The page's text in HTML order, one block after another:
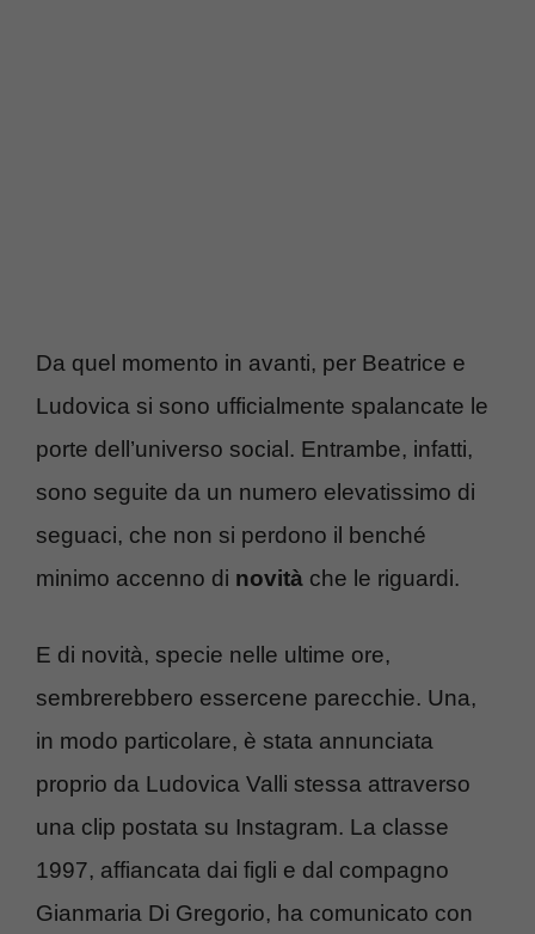
Da quel momento in avanti, per Beatrice e
Ludovica si sono ufficialmente spalancate le
porte dell’universo social. Entrambe, infatti,
sono seguite da un numero elevatissimo di
seguaci, che non si perdono il benché
minimo accenno di novità che le riguardi.
E di novità, specie nelle ultime ore,
sembrerebbero essercene parecchie. Una,
in modo particolare, è stata annunciata
proprio da Ludovica Valli stessa attraverso
una clip postata su Instagram. La classe
1997, affiancata dai figli e dal compagno
Gianmaria Di Gregorio, ha comunicato con